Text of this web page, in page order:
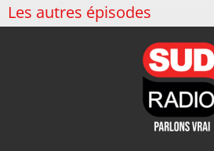
Les autres épisodes